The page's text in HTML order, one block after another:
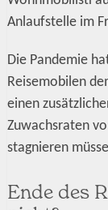
Anlaufstelle im
Die Pandemie
Reisemobilen
einen
Zuwachsraten
stagnieren
Ende des